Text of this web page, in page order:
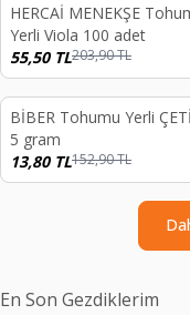
%73
HERCAİ MENEKŞE
Yerli Viola 100 adet
55,50TL203,90TL
%91
BİBER Tohumu Yerli
5 gram
13,80TL152,90TL
En Son Gezdiklerim